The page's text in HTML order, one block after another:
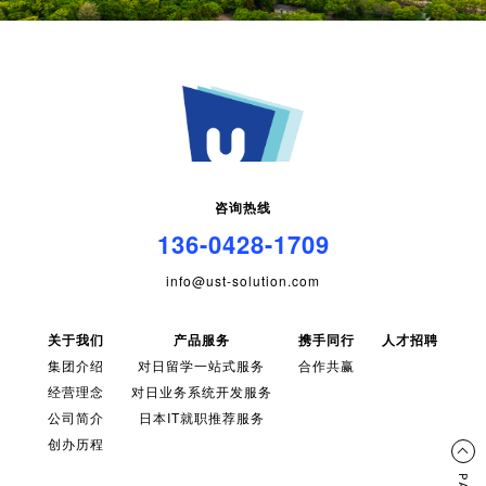
咨询热线
136-0428-1709
info@ust-solution.com
关于我们
集团介绍
经营理念
公司简介
创办历程
产品服务
对日留学一站式服务
对日业务系统开发服务
日本IT就职推荐服务
携手同行
合作共赢
人才招聘